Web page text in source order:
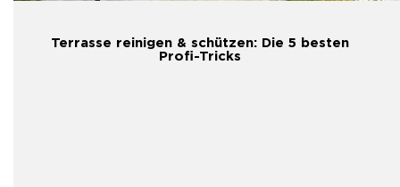
Terrasse reinigen & schützen: Die 5 besten
Profi-Tricks